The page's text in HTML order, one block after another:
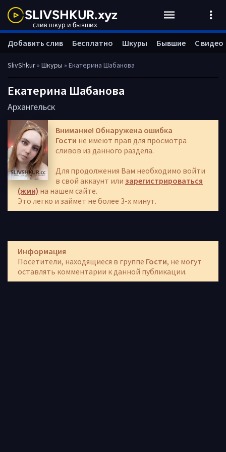
SlivShkur» Шкуры » Екатерина Шабанова
Екатерина Шабанова
Архангельск
Внимание! Обнаружена ошибка
Гости не имеют прав для просмотра
сливов из данного раздела.
Для продолжения Вам необходимо войти
в свой аккаунт или зарегистрироваться
(жми) на нашем сайте.
Это легко и займет не более 3-х минут.
Информация
Посетители, находящиеся в группе Гости, не могут
оставлять комментарии к данной публикации.
Добавить слив Бесплатно Шкуры Бывшие С видео